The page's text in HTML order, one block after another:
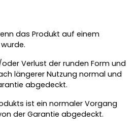
das Produkt auf einem
Verlust der runden Form und
längerer Nutzung normal und
abgedeckt.
ist ein normaler Vorgang
der Garantie abgedeckt.